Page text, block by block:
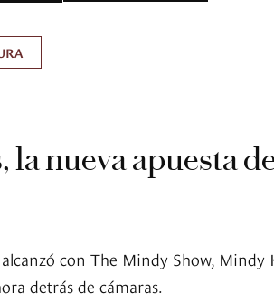
nueva apuesta
con The Mindy Show, Mindy
detrás de cámaras.